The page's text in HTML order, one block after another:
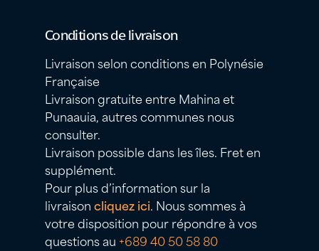
Conditions de livraison
Livraison selon conditions en Polynésie
Française
Livraison gratuite entre Mahina et
Punaauia, autres communes nous
consulter.
Livraison possible dans les îles. Fret en
supplément.
Pour plus d’information sur la
livraisoncliquez ici. Nous sommes à
votre disposition pour répondre à vos
questions au +689 40 50 58 80